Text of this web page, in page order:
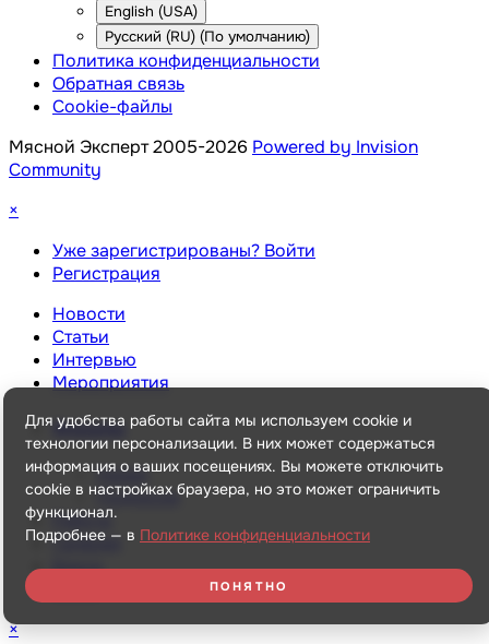
English (USA)
Русский (RU) (По умолчанию)
Политика конфиденциальности
Обратная связь
Cookie-файлы
Мясной Эксперт 2005-2026 Powered by Invision
Community
×
Уже зарегистрированы? Войти
Регистрация
Новости
Статьи
Интервью
Мероприятия
Форумы
Назад
Подписки
Работа
Галерея
Блоги
×
Для удобства работы сайта мы используем cookie и
технологии персонализации. В них может содержаться
информация о ваших посещениях. Вы можете отключить
cookie в настройках браузера, но это может ограничить
функционал.
Подробнее — в Политике конфиденциальности
ПОНЯТНО